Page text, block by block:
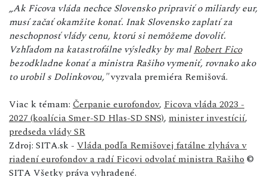
„Ak Ficova vláda nechce Slovensko pripraviť o miliardy eur,
musí začať okamžite konať. Inak Slovensko zaplatí za
neschopnosť vlády cenu, ktorú si nemôžeme dovoliť.
Vzhľadom na katastrofálne výsledky by malRobert Fico
bezodkladne konať a ministra Rašiho vymeniť, rovnako ako
to urobil s Dolinkovou,"vyzvala premiéra Remišová.
Viac k témam: Čerpanie eurofondov, Ficova vláda 2023 -
2027 (koalícia Smer-SD Hlas-SD SNS), minister investícií,
predseda vlády SR
Zdroj: SITA.sk - Vláda podľa Remišovej fatálne zlyháva v
riadení eurofondov a radí Ficovi odvolať ministra Rašiho©
SITA Všetky práva vyhradené.